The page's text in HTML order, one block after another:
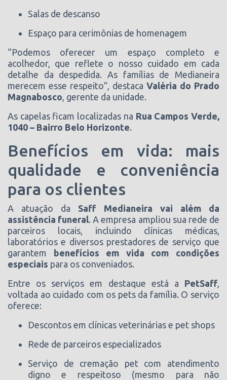
Salas de descanso
Espaço para cerimônias de homenagem
“Podemos oferecer um espaço completo e
acolhedor, que reflete o nosso cuidado em cada
detalhe da despedida. As famílias de Medianeira
merecem esse respeito”, destaca Valéria do Prado
Magnabosco, gerente da unidade.
As capelas ficam localizadas na Rua Campos Verde,
1040 – Bairro Belo Horizonte.
Benefícios em vida: mais
qualidade e conveniência
para os clientes
A atuação da Saff Medianeira vai além da
assistência funeral. A empresa ampliou sua rede de
parceiros locais, incluindo clínicas médicas,
laboratórios e diversos prestadores de serviço que
garantem
benefícios em vida com condições
especiais para os conveniados.
Entre os serviços em destaque está a PetSaff,
voltada ao cuidado com os pets da família. O serviço
oferece:
Descontos em clínicas veterinárias e pet shops
Rede de parceiros especializados
Serviço de cremação pet com atendimento
digno e respeitoso (mesmo para não